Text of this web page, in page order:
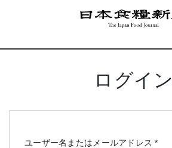
ログイン
ユーザー名またはメールアドレス*必